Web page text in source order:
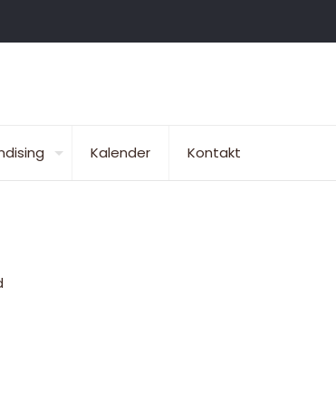
Kalender Kontakt